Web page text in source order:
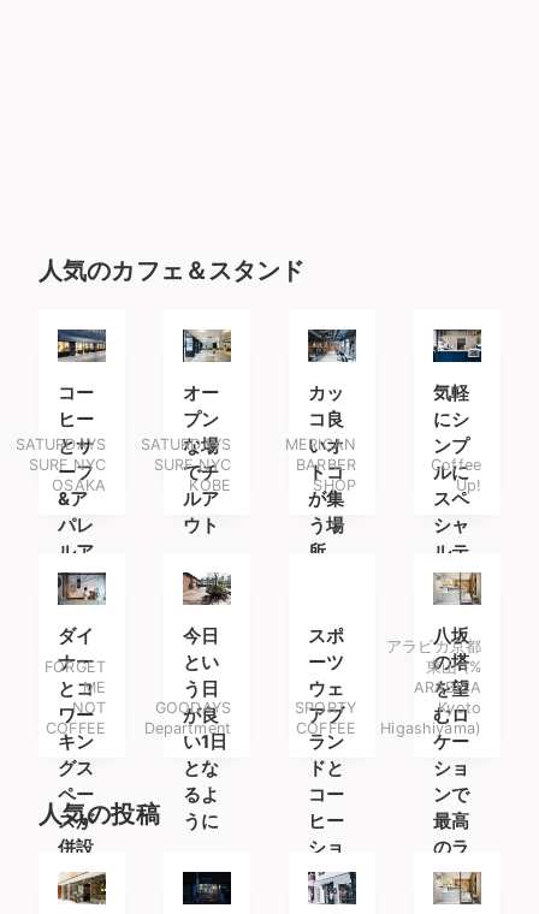
人気のカフェ＆スタンド
コー
ヒー
とサ
ーフ
&ア
パレ
ルア
イテ
ムを
楽し
みに
南船
場へ
SATURDAYS
SURF NYC
OSAKA
オー
プン
な場
でチ
ルア
ウト
SATURDAYS
SURF NYC
KOBE
カッ
コ良
いオ
トコ
が集
う場
所
MERICAN
BARBER
SHOP
気軽
にシ
ンプ
ルに
スペ
シャ
ルテ
ィコ
ーヒ
ーを
Coffee
Up!
ダイ
ナー
とコ
ワー
キン
グス
ペー
スが
併設
され
たコ
FORGET
ME
NOT
COFFEE
今日
とい
う日
が良
い1日
とな
るよ
うに
GOODAYS
Department
スポ
ーツ
ウェ
アブ
ラン
ドと
コー
ヒー
ショ
ップ
が同
SPORTY
COFFEE
八坂
の塔
を望
むロ
ケー
ショ
ンで
最高
のラ
テを
アラビカ京都
東山 (%
ARABICA
Kyoto
Higashiyama)
人気の投稿